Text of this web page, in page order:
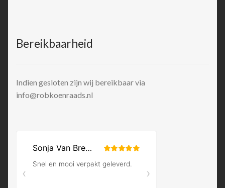
Bereikbaarheid
Indien gesloten zijn wij bereikbaar via
info@robkoenraads.nl